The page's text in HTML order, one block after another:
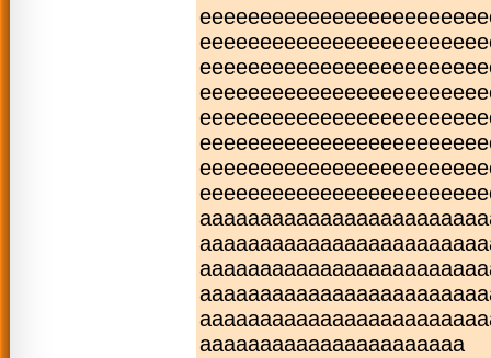
aaaaaaaaaaaaa­aaaaaaaaa